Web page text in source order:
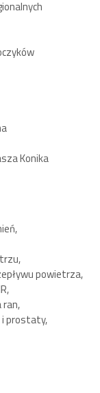
Konika
powietrza,
ran,
i prostaty,